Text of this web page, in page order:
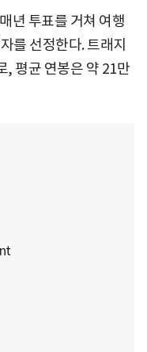
년 투표를 거쳐 여행
를 선정한다. 트래지
, 평균 연봉은 약 21만